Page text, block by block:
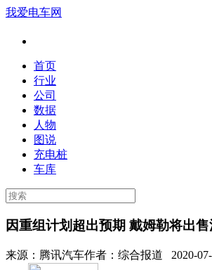
我爱电车网
首页
行业
公司
数据
人物
图说
充电桩
车库
因重组计划超出预期 戴姆勒将出
来源： 腾讯汽车作者： 综合报道 2020-